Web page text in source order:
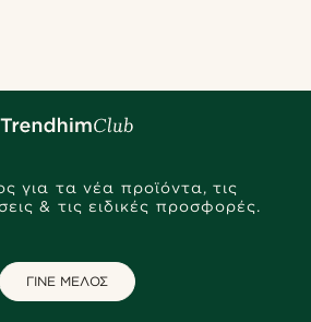
για τα νέα προϊόντα, τις
& τις ειδικές προσφορές.
ΓΙΝΕ ΜΕΛΟΣ